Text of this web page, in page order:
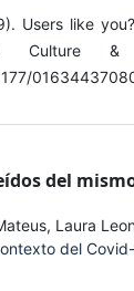
Users like
Culture
del
Laura
del